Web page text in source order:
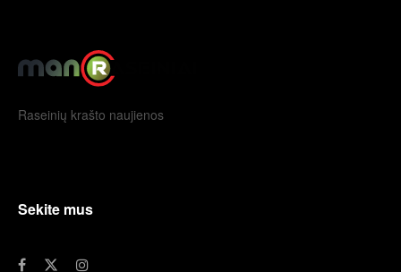
Raseinių krašto naujienos
Sekite mus